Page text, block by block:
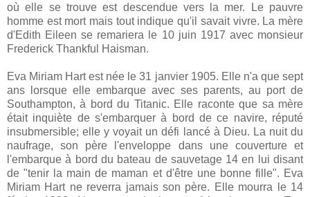
où elle se trouve est descendue vers la mer. Le pauvre
homme est mort mais tout indique qu'il savait vivre. La mère
d'Edith Eileen se remariera le 10 juin 1917 avec monsieur
Frederick Thankful Haisman.
Eva Miriam Hart est née le 31 janvier 1905. Elle n'a que sept
ans lorsque elle embarque avec ses parents, au port de
Southampton, à bord du Titanic. Elle raconte que sa mère
était inquiète de s'embarquer à bord de ce navire, réputé
insubmersible; elle y voyait un défi lancé à Dieu. La nuit du
naufrage, son père l'enveloppe dans une couverture et
l'embarque à bord du bateau de sauvetage 14 en lui disant
de "tenir la main de maman et d'être une bonne fille". Eva
Miriam Hart ne reverra jamais son père. Elle mourra le 14